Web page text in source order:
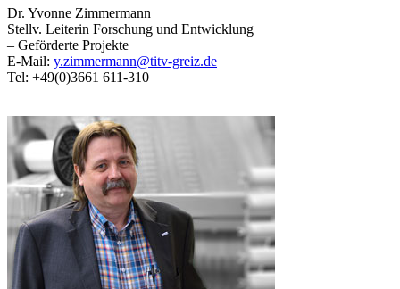
Dr. Yvonne Zimmermann
Stellv. Leiterin Forschung und Entwicklung
– Geförderte Projekte
E-Mail: y.zimmermann@titv-greiz.de
Tel: +49(0)3661 611-310